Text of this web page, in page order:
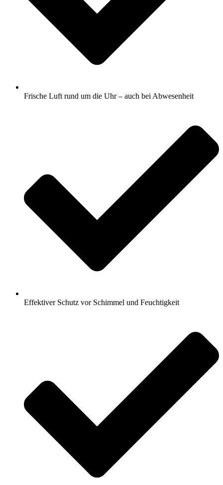
Frische Luft rund um die Uhr – auch bei Abwesenheit
Effektiver Schutz vor Schimmel und Feuchtigkeit